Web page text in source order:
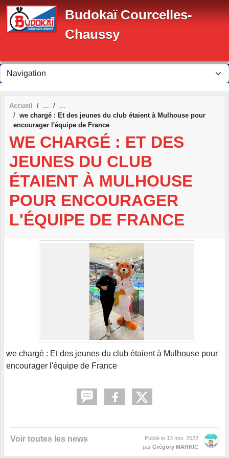
Budokaï Courcelles-
Chaussy
Accueil
we chargé : Et des jeunes du club étaient à Mulhouse pour
encourager l'équipe de France
WE CHARGÉ : ET DES
JEUNES DU CLUB
ÉTAIENT À MULHOUSE
POUR ENCOURAGER
L'ÉQUIPE DE FRANCE
we chargé : Et des jeunes du club étaient à Mulhouse pour
encourager l'équipe de France
Voir toutes les news Publié le 13 nov. 2022
par Grégory MARKIC
Panneau de gestion des cookies